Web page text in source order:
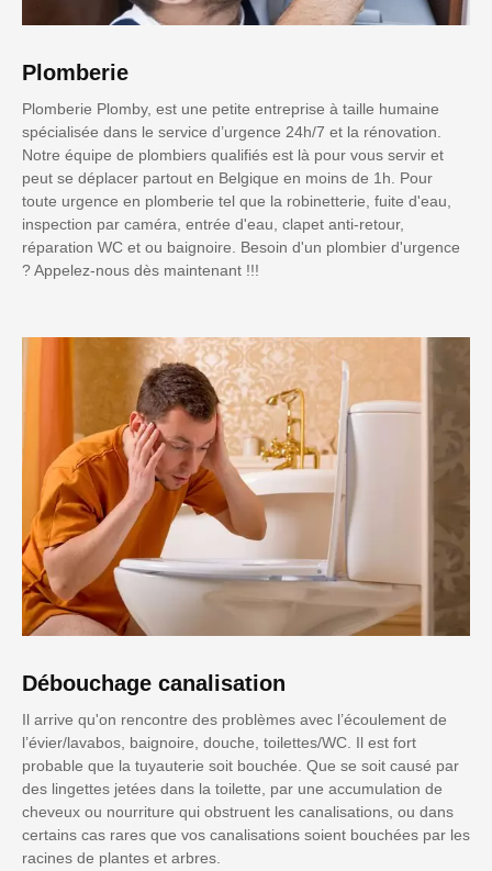
Plomberie
Plomberie Plomby, est une petite entreprise à taille humaine
spécialisée dans le service d’urgence 24h/7 et la rénovation.
Notre équipe de plombiers qualifiés est là pour vous servir et
peut se déplacer partout en Belgique en moins de 1h. Pour
toute urgence en plomberie tel que la robinetterie, fuite d'eau,
inspection par caméra, entrée d'eau, clapet anti-retour,
réparation WC et ou baignoire. Besoin d'un plombier d'urgence
? Appelez-nous dès maintenant !!!
Débouchage canalisation
Il arrive qu'on rencontre des problèmes avec l’écoulement de
l’évier/lavabos, baignoire, douche, toilettes/WC. Il est fort
probable que la tuyauterie soit bouchée. Que se soit causé par
des lingettes jetées dans la toilette, par une accumulation de
cheveux ou nourriture qui obstruent les canalisations, ou dans
certains cas rares que vos canalisations soient bouchées par les
racines de plantes et arbres.